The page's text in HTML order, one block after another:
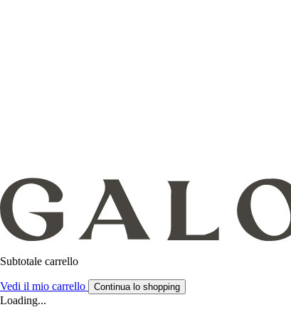
Subtotale carrello
Vedi il mio carrello Continua lo shopping
Loading...